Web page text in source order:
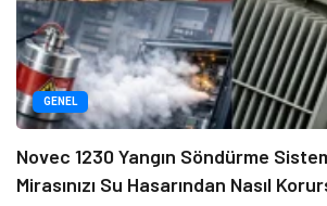
GENEL
Novec 1230 Yangın Söndürme
Mirasınızı Su Hasarından Nasıl